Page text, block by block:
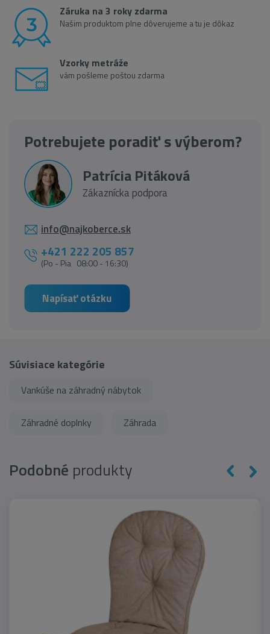
Záruka na 3 roky zdarma
Našim produktom plne dôverujeme a tu je dôkaz
Vzorky metráže
vám pošleme poštou zdarma
Potrebujete poradiť s výberom?
Patrícia Pitáková
Zákaznícka podpora
info@najkoberce.sk
+421 222 205 857
(Po - Pia 08:00 - 16:30)
Napísať otázku
Súvisiace kategórie
Vankúše na záhradný nábytok
Záhradné doplnky Záhrada
Podobné produkty